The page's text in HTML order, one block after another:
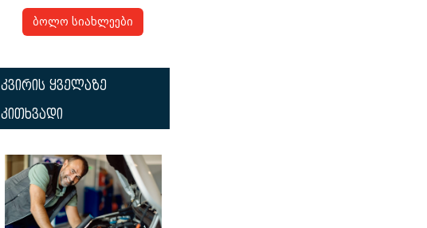
ბოლო სიახლეები
კვირის ყველაზე
კითხვადი